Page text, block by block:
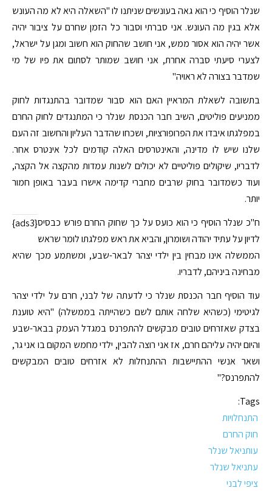
שנלר הוסיף כי הוא גאה בעונשים שניתנו לו "השאלה היא לא מה העונש
אלא בגין מה העונש. אני סברתי וסבור כל הזמן שחרם על ציבור יהיה
אשר יהיה הוא אסור ממש, אני חושב שהחוק הוא חשוב ומגן על ישראל,
לצערי סיעתי סברה אחרת, אני חושב שמותר לסתום את פיו של מי
שמדבר בצורה לא ראויה"
בתשובה לשאלת המראיין האם הוא סבור שמדובר בהתנגדות לחוק
ממניעים פוליטים, השיב חבר הכנסת שנלר כי המתנגדים לחוק החרם
במפלגתו איבדו את הפרופורציות, ושכחו שהדבר העליון והחשוב זה העם
שלנו שיש לו מדינה, והאינטרסים האלה קודמים לכל אינטרס אחר.
לדבריו, שיקולים פוליטיים לא יכולים לשנות עמדות מהקצה אל הקצה,
ועוד כשמדובר בחוק שרבים מחברי קדימה אישרו בעבר באופן חמור
יותר.
{ads3}ח"כ שנלר הוסיף כי הוא כועס על כך שחוק החרם פורש כבסיס
לדיון על עתיד יהודה ושומרון, והביא את ראש מפלגתו לומר שראש
הממשלה אינו מבחין בין ילדי יצהר לבאר-שבע, ומשתמע מכך שהיא
מבחינה ביניהם, לדבריו.
עוד הוסיף חבר הכנסת שנלר כי לדעתה של לבני, חרם על ילדי יצהר
לגיטימי (כשהיא שלחה אותם לשם כשהייתה בממשלה) "היא טוענת
בצדק שאזרחים טובים מבקשים להתפרנס במגדל העמק בבאר-שבע
והיום יהיה עליהם חרם, אז אני רוצה להבין, ילדי מחמש המקום בו אני גר,
ושאר אנשי ההתיישבות ההתנחלות לא אזרחים טובים המבקשים
להתפרנס?"
Tags:
התנחלויות
חוק החרם
עותניאל שנלר
עתניאל שנלר
ציפי לבני